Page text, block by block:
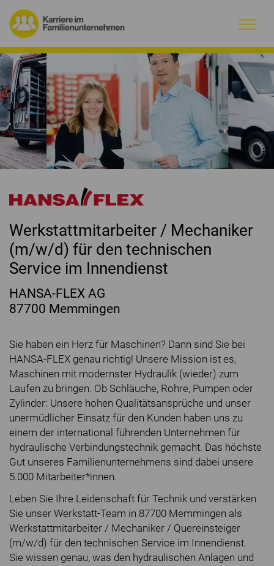
Warum Familienunternehmen?
Firmenprofile
Jobs
Magazin
Initiative
Kontakt
Werkstattmitarbeiter / Mechaniker
(m/w/d) für den technischen
Service im Innendienst
HANSA-FLEX AG
87700 Memmingen
Sie haben ein Herz für Maschinen? Dann sind Sie bei
HANSA-FLEX genau richtig! Unsere Mission ist es,
Maschinen mit modernster Hydraulik (wieder) zum
Laufen zu bringen. Ob Schläuche, Rohre, Pumpen oder
Zylinder: Unsere hohen Qualitätsansprüche und unser
unermüdlicher Einsatz für den Kunden haben uns zu
einem der international führenden Unternehmen für
hydraulische Verbindungstechnik gemacht. Das höchste
Gut unseres Familienunternehmens sind dabei unsere
5.000 Mitarbeiter*innen.
Leben Sie Ihre Leidenschaft für Technik und verstärken
Sie unser Werkstatt-Team in 87700 Memmingen als
Werkstattmitarbeiter / Mechaniker / Quereinsteiger
(m/w/d) für den technischen Service im Innendienst.
Sie wissen genau, was den hydraulischen Anlagen und